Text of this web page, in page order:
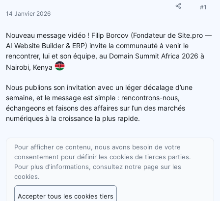
r
e
l
a
d
s
c
u
s
o
n
14 Janvier 2026
#1
Nouveau message vidéo ! Filip Borcov (Fondateur de Site.pro —
AI Website Builder & ERP) invite la communauté à venir le
rencontrer, lui et son équipe, au Domain Summit Africa 2026 à
Nairobi, Kenya
Nous publions son invitation avec un léger décalage d’une
semaine, et le message est simple : rencontrons-nous,
échangeons et faisons des affaires sur l’un des marchés
numériques à la croissance la plus rapide.
Pour afficher ce contenu, nous avons besoin de votre
consentement pour définir les cookies de tierces parties.
Pour plus d'informations, consultez notre page sur les
cookies.
Accepter tous les cookies tiers